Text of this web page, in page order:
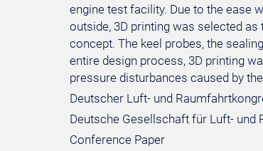
engine test facility. Due to the ease
outside, 3D printing was selected
concept. The keel probes, the
entire design process, 3D printing
pressure disturbances caused by
Deutscher Luft- und
Deutsche Gesellschaft für Luft- und
Conference Paper